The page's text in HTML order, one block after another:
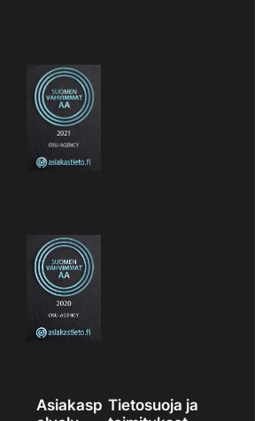
Asiakasp Tietosuoja ja